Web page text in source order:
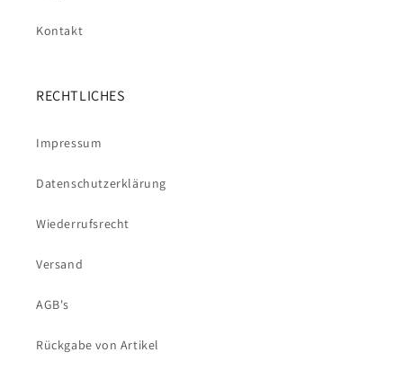
Kontakt
RECHTLICHES
Impressum
Datenschutzerklärung
Wiederrufsrecht
Versand
AGB's
Rückgabe von Artikel